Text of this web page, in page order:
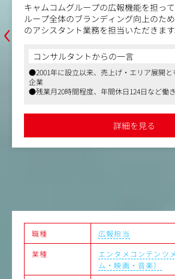
‹
キャムコムグループの広報機能を担っ
ループ全体のブランディング向上のた
のアシスタント業務を担当いただきます
広報チーム 2名
■業務詳細
広報メンバーが担当している下記業務
任せいたします。 ーーーーーーーー
・メディアリサーチ
・メディアリレーション（取材対応、
・担当事業部へのPR戦略および手法の
ーーーーーーーー ※適性にあわせて採
アシスタントをお任せする可能性もござ
コンサルタントからの一言
●2001年に設立以来、売上げ・エリア展開と
企業
●残業月20時間程度、年間休日124日など働
詳細を見る
職種
広報担当
業種
エンタメコンテンツ
ム・映画・音楽）